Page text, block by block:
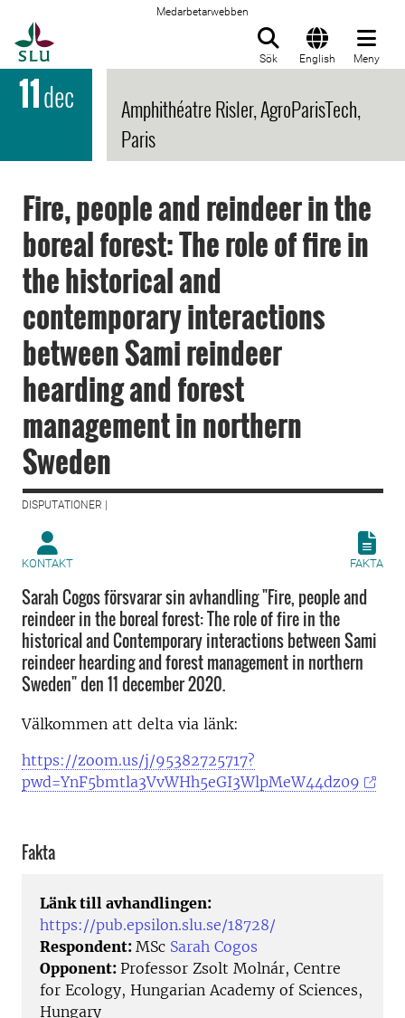
Medarbetarwebben
Sök English Meny
11dec
Amphithéatre Risler, AgroParisTech,
Paris
Fire, people and reindeer in the
boreal forest: The role of fire in
the historical and
contemporary interactions
between Sami reindeer
hearding and forest
management in northern
Sweden
DISPUTATIONER |
KONTAKT FAKTA
Sarah Cogos försvarar sin avhandling "Fire, people and
reindeer in the boreal forest: The role of fire in the
historical and Contemporary interactions between Sami
reindeer hearding and forest management in northern
Sweden" den 11 december 2020.
Välkommen att delta via länk:
https://zoom.us/j/95382725717?
pwd=YnF5bmtla3VvWHh5eGI3WlpMeW44dz09
Fakta
Länk till avhandlingen:
https://pub.epsilon.slu.se/18728/
Respondent: MSc Sarah Cogos
Opponent: Professor Zsolt Molnár, Centre
for Ecology, Hungarian Academy of Sciences,
Hungary